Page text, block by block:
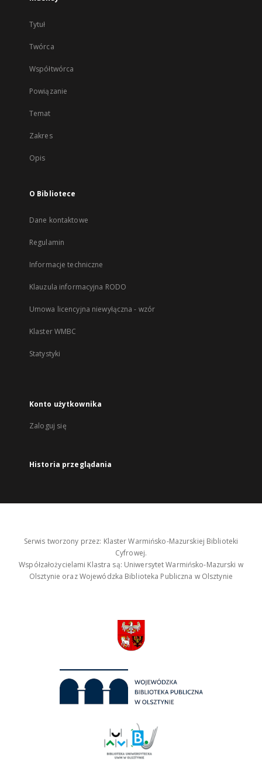
Tytuł
Twórca
Współtwórca
Powiązanie
Temat
Zakres
Opis
O Bibliotece
Dane kontaktowe
Regulamin
Informacje techniczne
Klauzula informacyjna RODO
Umowa licencyjna niewyłączna - wzór
Klaster WMBC
Statystyki
Konto użytkownika
Zaloguj się
Historia przeglądania
Serwis tworzony przez: Klaster Warmińsko-Mazurskiej Biblioteki
Cyfrowej.
Współzałożycielami Klastra są: Uniwersytet Warmińsko-Mazurski w
Olsztynie oraz Wojewódzka Biblioteka Publiczna w Olsztynie